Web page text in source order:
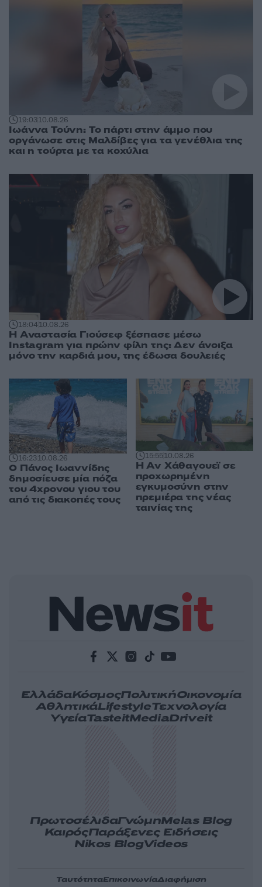
19:0310.08.26
Ιωάννα Τούνη: Το πάρτι στην άμμο που
οργάνωσε στις Μαλδίβες για τα γενέθλια της
και η τούρτα με τα κοχύλια
18:0410.08.26
Η Αναστασία Γιούσεφ ξέσπασε μέσω
Instagram για πρώην φίλη της: Δεν άνοιξα
μόνο την καρδιά μου, της έδωσα δουλειές
16:2310.08.26
Ο Πάνος Ιωαννίδης
δημοσίευσε μία πόζα
του 4χρονου γιου του
από τις διακοπές τους
15:5510.08.26
Η Αν Χάθαγουεϊ σε
προχωρημένη
εγκυμοσύνη στην
πρεμιέρα της νέας
ταινίας της
ΕλλάδαΚόσμοςΠολιτικήΟικονομία
ΑθλητικάLifestyleΤεχνολογία
ΥγείαTasteitMediaDriveit
ΠρωτοσέλιδαΓνώμηMelas Blog
ΚαιρόςΠαράξενες Ειδήσεις
Nikos BlogVideos
ΤαυτότηταΕπικοινωνίαΔιαφήμιση